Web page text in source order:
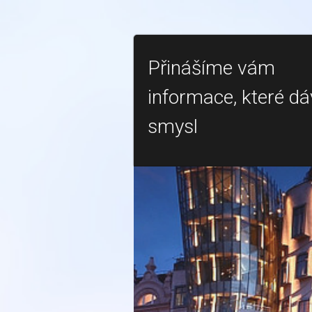
Přinášíme vám
informace, které
smysl